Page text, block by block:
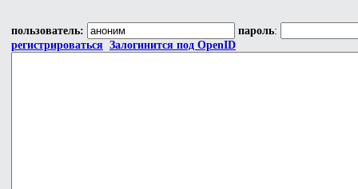
пользователь: пароль:
регистрироваться Залогинится под OpenID